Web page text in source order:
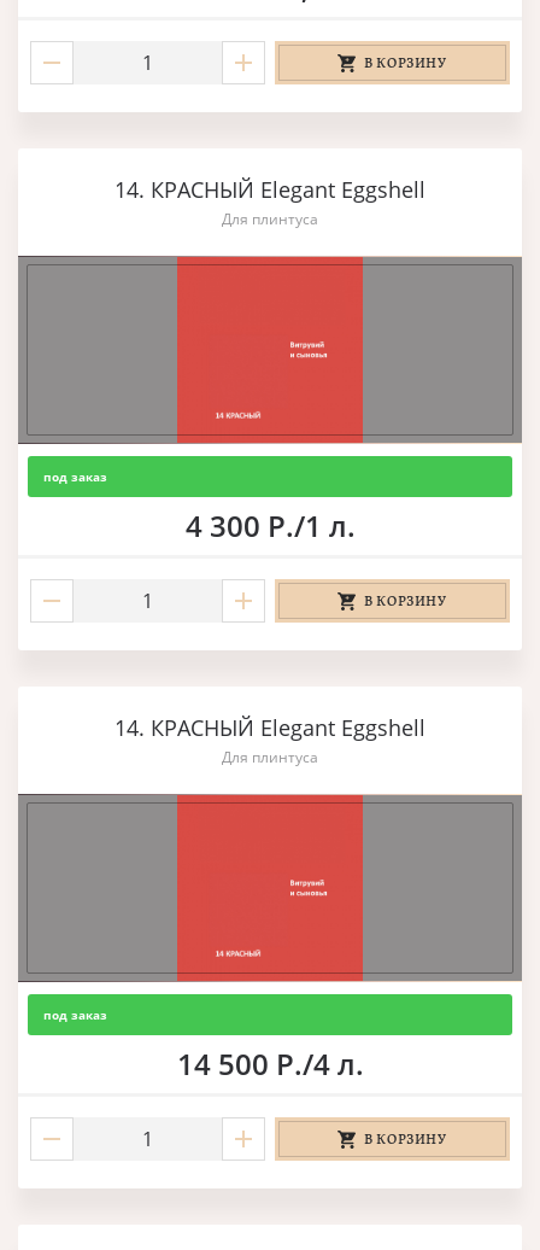
В КОРЗИНУ
14. КРАСНЫЙ Elegant Eggshell
Для плинтуса
под заказ
4 300 Р./1 л.
В КОРЗИНУ
14. КРАСНЫЙ Elegant Eggshell
Для плинтуса
под заказ
14 500 Р./4 л.
В КОРЗИНУ